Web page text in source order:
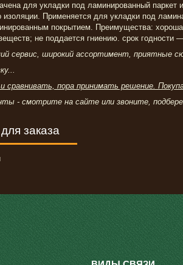
для укладки под ламинированный
Применяется для укладки под
покрытием. Преимущества:
не поддается гниению. срок
сервис, широкий ассортимент, приятные
пора принимать решение.
- смотрите на сайте или звоните,
заказа